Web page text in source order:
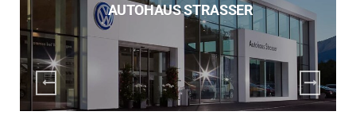
AUTOHAUS STRASSER